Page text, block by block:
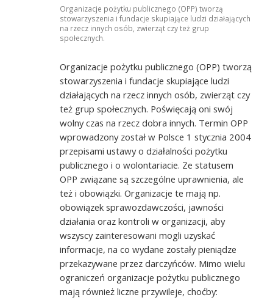
Organizacje pożytku publicznego (OPP) tworzą
stowarzyszenia i fundacje skupiające ludzi działających
na rzecz innych osób, zwierząt czy też grup
społecznych.
Organizacje pożytku publicznego (OPP) tworzą
stowarzyszenia i fundacje skupiające ludzi
działających na rzecz innych osób, zwierząt czy
też grup społecznych. Poświęcają oni swój
wolny czas na rzecz dobra innych. Termin OPP
wprowadzony został w Polsce 1 stycznia 2004
przepisami ustawy o działalności pożytku
publicznego i o wolontariacie. Ze statusem
OPP związane są szczególne uprawnienia, ale
też i obowiązki. Organizacje te mają np.
obowiązek sprawozdawczości, jawności
działania oraz kontroli w organizacji, aby
wszyscy zainteresowani mogli uzyskać
informacje, na co wydane zostały pieniądze
przekazywane przez darczyńców. Mimo wielu
ograniczeń organizacje pożytku publicznego
mają również liczne przywileje, choćby: